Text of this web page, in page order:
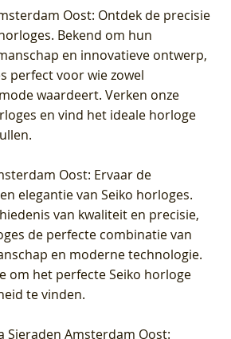
Oost: Ontdek de precisie
Bekend om hun
en innovatieve ontwerp,
perfect voor wie zowel
waardeert. Verken onze
en vind het ideale horloge
Oost: Ervaar de
elegantie van Seiko horloges.
van kwaliteit en precisie,
de perfecte combinatie van
en moderne technologie.
om het perfecte Seiko horloge
te vinden.
Sieraden Amsterdam Oost: